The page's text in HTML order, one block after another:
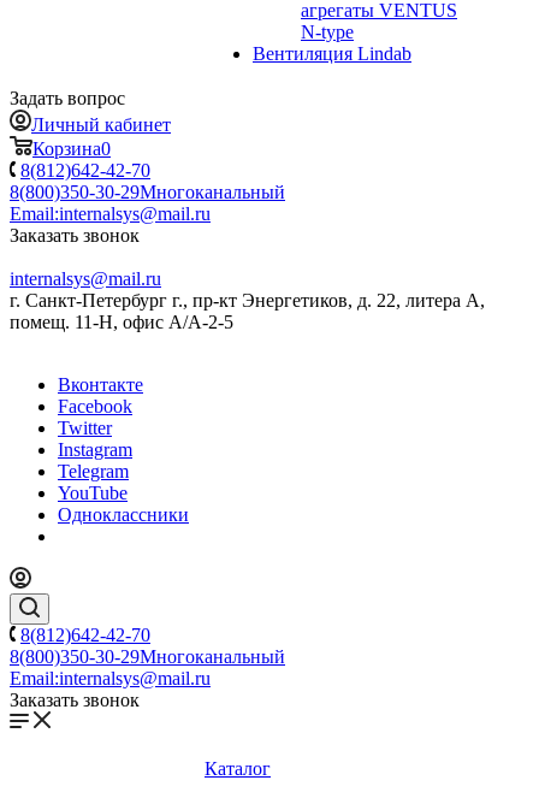
агрегаты VENTUS
N-type
Вентиляция Lindab
Задать вопрос
Личный кабинет
Корзина0
8(812)642-42-70
8(800)350-30-29Многоканальный
Email:internalsys@mail.ru
Заказать звонок
internalsys@mail.ru
г. Санкт-Петербург г., пр-кт Энергетиков, д. 22, литера А,
помещ. 11-Н, офис А/А-2-5
Вконтакте
Facebook
Twitter
Instagram
Telegram
YouTube
Одноклассники
8(812)642-42-70
8(800)350-30-29Многоканальный
Email:internalsys@mail.ru
Заказать звонок
Каталог